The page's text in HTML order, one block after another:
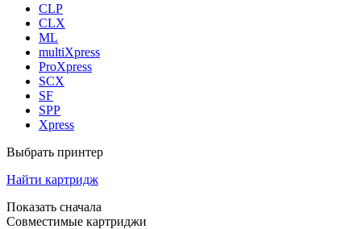
CLP
CLX
ML
multiXpress
ProXpress
SCX
SF
SPP
Xpress
Выбрать принтер
Найти картридж
Показать сначала
Совместимые картриджи